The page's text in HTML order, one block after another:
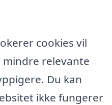
cookies vil
relevante
Du kan
ikke fungerer